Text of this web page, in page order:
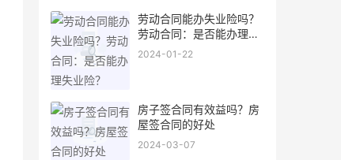
劳动合同能办失业险吗？
劳动合同：是否能办理失
业险？
2024-01-22
房子签合同有效益吗？房
屋签合同的好处
2024-03-07